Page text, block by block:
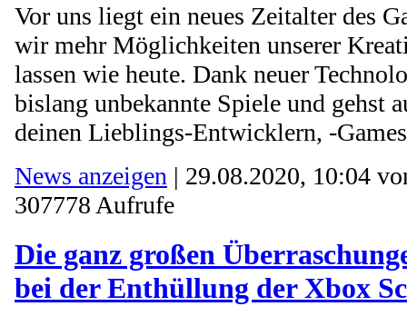
Vor uns liegt ein neues Zeitalter des
wir mehr Möglichkeiten unserer
lassen wie heute. Dank neuer
bislang unbekannte Spiele und gehst
deinen Lieblings-Entwicklern, -
News anzeigen | 29.08.2020, 10:04
307778 Aufrufe
Die ganz großen
bei der Enthüllung der Xbox